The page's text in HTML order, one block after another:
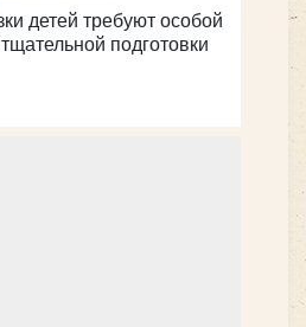
VIP-Party
детей требуют особой
подготовки